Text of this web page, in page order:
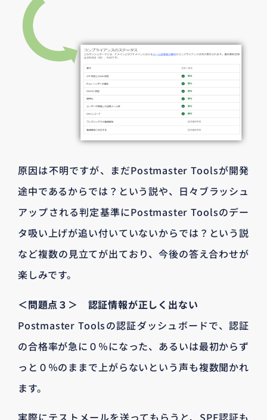
原因は不明ですが、まだPostmaster Toolsが開発
途中であるからでは？という説や、日々ブラッシュ
アップされる判定基準にPostmaster Toolsのデー
タ吸い上げが追い付いていないからでは？という説
など複数の見立てが出ており、今後の答え合わせが
楽しみです。
＜問題点３＞ 認証情報が正しく出ない
Postmaster Toolsの認証ダッシュボードで、認証
の合格率が急に０％になった、あるいは最初からず
っと０％のままで上がらないという声も複数聞かれ
ます。